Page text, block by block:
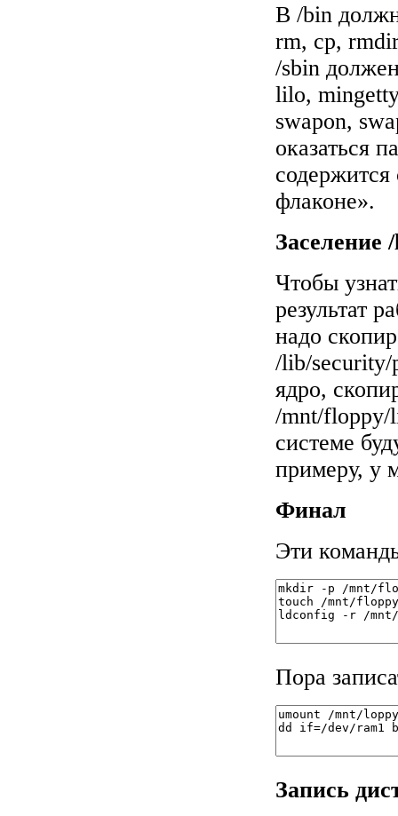
В /bin
rm, cp,
/sbin
lilo,
swapon,
оказаться
флаконе».
Заселение
Чтобы
результат
надо
/lib/security/
ядро,
/mnt/floppy/
системе
примеру, у
Финал
Эти
Пора
Запись